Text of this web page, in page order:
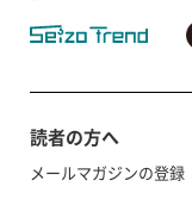
読者の方へ
メールマガジンの登録